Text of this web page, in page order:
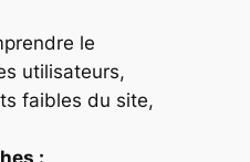
le
utilisateurs,
faibles du site,